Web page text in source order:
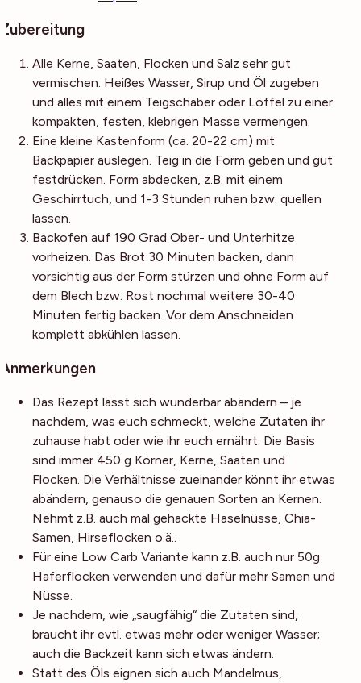
Zubereitung
Alle Kerne, Saaten, Flocken und Salz sehr gut
vermischen. Heißes Wasser, Sirup und Öl zugeben
und alles mit einem Teigschaber oder Löffel zu einer
kompakten, festen, klebrigen Masse vermengen.
Eine kleine Kastenform (ca. 20-22 cm) mit
Backpapier auslegen. Teig in die Form geben und gut
festdrücken. Form abdecken, z.B. mit einem
Geschirrtuch, und 1-3 Stunden ruhen bzw. quellen
lassen.
Backofen auf 190 Grad Ober- und Unterhitze
vorheizen. Das Brot 30 Minuten backen, dann
vorsichtig aus der Form stürzen und ohne Form auf
dem Blech bzw. Rost nochmal weitere 30-40
Minuten fertig backen. Vor dem Anschneiden
komplett abkühlen lassen.
Anmerkungen
Das Rezept lässt sich wunderbar abändern – je
nachdem, was euch schmeckt, welche Zutaten ihr
zuhause habt oder wie ihr euch ernährt. Die Basis
sind immer 450 g Körner, Kerne, Saaten und
Flocken. Die Verhältnisse zueinander könnt ihr etwas
abändern, genauso die genauen Sorten an Kernen.
Nehmt z.B. auch mal gehackte Haselnüsse, Chia-
Samen, Hirseflocken o.ä..
Für eine Low Carb Variante kann z.B. auch nur 50g
Haferflocken verwenden und dafür mehr Samen und
Nüsse.
Je nachdem, wie „saugfähig“ die Zutaten sind,
braucht ihr evtl. etwas mehr oder weniger Wasser;
auch die Backzeit kann sich etwas ändern.
Statt des Öls eignen sich auch Mandelmus,